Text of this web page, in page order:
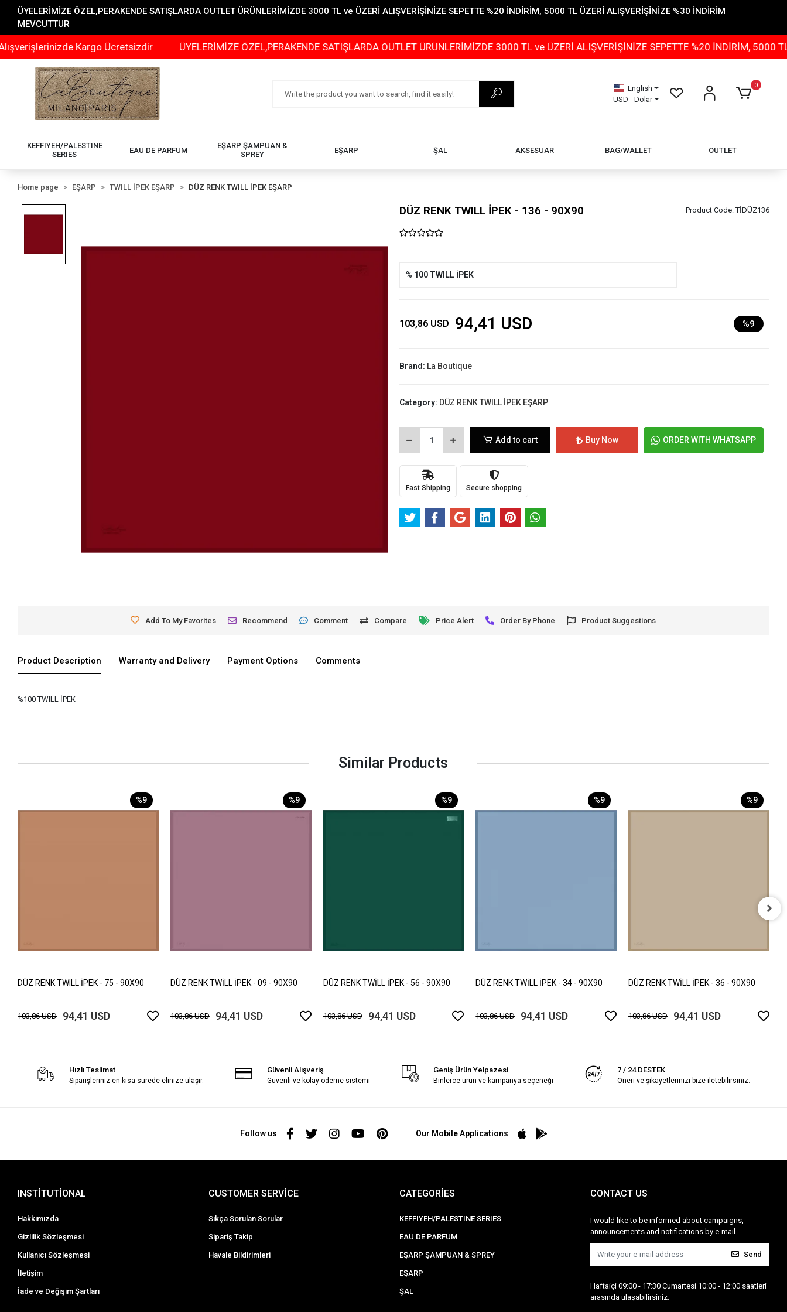
ÜYELERİMİZE ÖZEL,PERAKENDE SATIŞLARDA OUTLET ÜRÜNLERİMİZDE 3000 TL ve ÜZERİ ALIŞVERİŞİNİZE SEPETTE %20 İNDİRİM, 5000 TL ÜZERİ ALIŞVERİŞİNİZE %30 İNDİRİM
MEVCUTTUR
Kargo Ücretsizdir ÜYELERİMİZE ÖZEL,PERAKENDE SATIŞLARDA OUTLET ÜRÜNLERİMİZDE 3000 TL ve ÜZERİ ALIŞVERİŞİNİZE SEPETTE %20 İNDİRİM, 5000 TL
English
USD - Dolar
0
KEFFIYEH/PALESTINE
SERIES
EAU DE PARFUM
EŞARP ŞAMPUAN &
SPREY
EŞARP ŞAL AKSESUAR BAG/WALLET OUTLET
Home page EŞARP TWILL İPEK EŞARP DÜZ RENK TWILL İPEK EŞARP
DÜZ RENK TWILL İPEK - 136 - 90X90 Product Code:TİDÜZ136
% 100 TWILL İPEK
103,86 USD 94,41 USD %9
Brand: La Boutique
Category: DÜZ RENK TWILL İPEK EŞARP
Add to cart Buy Now ORDER WITH WHATSAPP
Fast Shipping Secure shopping
Add To My Favorites Recommend Comment Compare Price Alert Order By Phone Product Suggestions
Product Description Warranty and Delivery Payment Options Comments
%100 TWILL İPEK
Similar Products
%9
DÜZ RENK TWILL İPEK - 75 - 90X90
103,86 USD 94,41 USD
%9
DÜZ RENK TWİLL İPEK - 09 - 90X90
103,86 USD 94,41 USD
%9
DÜZ RENK TWİLL İPEK - 56 - 90X90
103,86 USD 94,41 USD
%9
DÜZ RENK TWİLL İPEK - 34 - 90X90
103,86 USD 94,41 USD
%9
DÜZ RENK TWİLL İPEK - 36 - 90X90
103,86 USD 94,41 USD
Hızlı Teslimat
Siparişleriniz en kısa sürede elinize ulaşır.
Güvenli Alışveriş
Güvenli ve kolay ödeme sistemi
Geniş Ürün Yelpazesi
Binlerce ürün ve kampanya seçeneği
7 / 24 DESTEK
Öneri ve şikayetlerinizi bize iletebilirsiniz.
Follow us Our Mobile Applications
INSTİTUTİONAL
Hakkımızda
Gizlilik Sözleşmesi
Kullanıcı Sözleşmesi
İletişim
İade ve Değişim Şartları
CUSTOMER SERVİCE
Sıkça Sorulan Sorular
Sipariş Takip
Havale Bildirimleri
CATEGORİES
KEFFIYEH/PALESTINE SERIES
EAU DE PARFUM
EŞARP ŞAMPUAN & SPREY
EŞARP
ŞAL
CONTACT US
I would like to be informed about campaigns,
announcements and notifications by e-mail.
Send
Haftaiçi 09:00 - 17:30 Cumartesi 10:00 - 12:00 saatleri
arasında ulaşabilirsiniz.